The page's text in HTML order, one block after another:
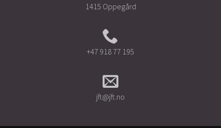
1415 Oppegård
+47 918 77 195
jft@jft.no